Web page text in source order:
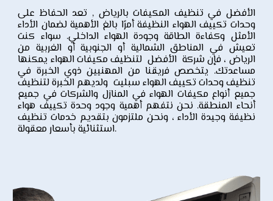
الأفضل في تنظيف المكيفاتبالرياض , تعد الحفاظ على
وحدات تكييف الهواء النظيفة أمرًا بالغ الأهمية لضمان الأداء
الأمثل وكفاءة الطاقة وجودة الهواء الداخلي. سواء كنت
تعيش في المناطق الشمالية أو الجنوبية أو الغربية من
الرياض ، فإن شركة الأفضل لتنظيف مكيفات الهواء يمكنها
مساعدتك. يتخصص فريقنا من المهنيين ذوي الخبرة في
تنظيف وحدات تكييف الهواء سبليت ولديهم الخبرةلتنظيف
جميع أنواع مكيفات الهواء في المنازل والشركات في جميع
أنحاء المنطقة. نحن نتفهم أهمية وجود وحدة تكييف هواء
نظيفة وجيدة الأداء ، ونحن ملتزمون بتقديم خدمات تنظيف
استثنائية بأسعار معقولة.